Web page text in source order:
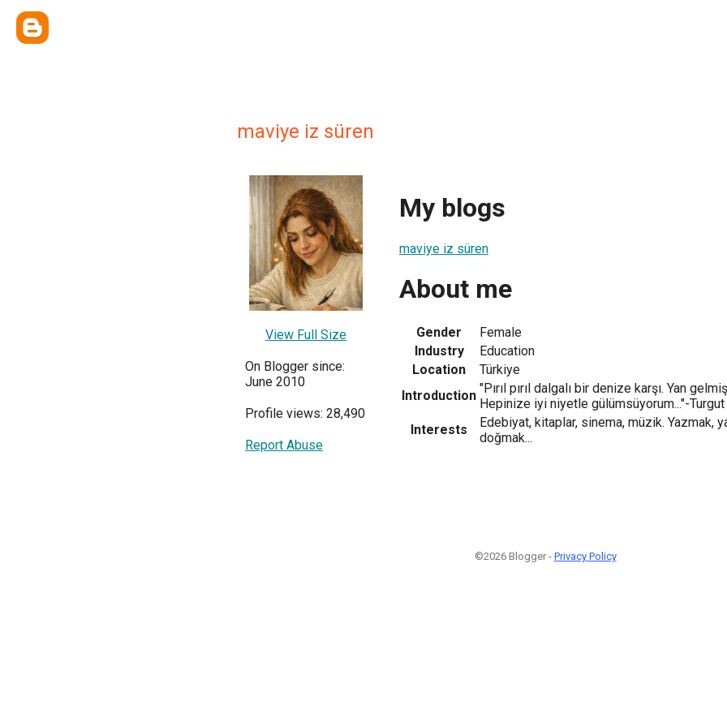
maviye iz süren
View Full Size
On Blogger since:
June 2010
Profile views: 28,490
Report Abuse
My blogs
maviye iz süren
About me
Gender
Female
Industry
Education
Location
Türkiye
Introduction "Pırıl pırıl dalgalı bir denize karşı. Yan
Hepinize iyi niyetle gülümsüyorum..."-Turgut
Interests
Edebiyat, kitaplar, sinema, müzik. Yazmak,
doğmak...
©2026 Blogger - Privacy Policy